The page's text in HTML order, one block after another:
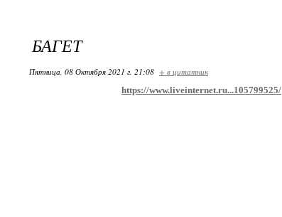
БАГЕТ
Пятница, 08 Октября 2021 г. 21:08 + в цитатник
https://www.liveinternet.ru...105799525/